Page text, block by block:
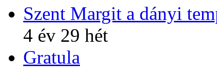
Szent Margit a dányi
4 év 29 hét
Gratula